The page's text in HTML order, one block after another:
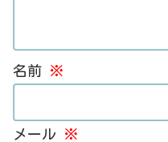
名前 ※
メール ※